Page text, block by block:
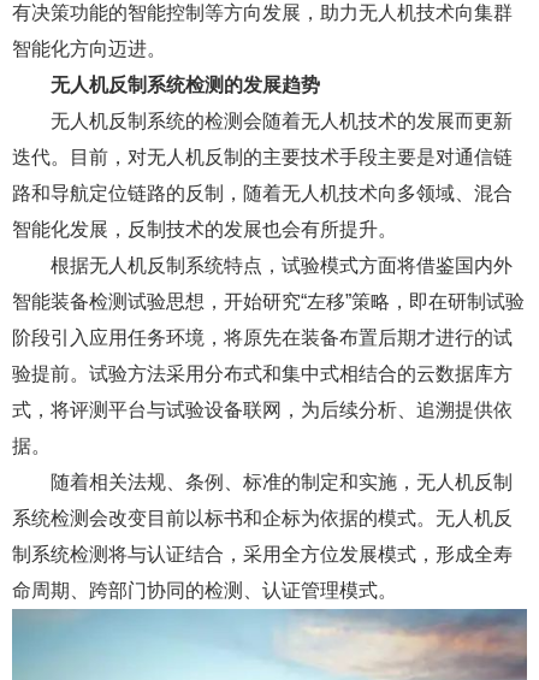
有决策功能的智能控制等方向发展，助力无人机技术向集群
智能化方向迈进。
无人机反制系统检测的发展趋势
无人机反制系统的检测会随着无人机技术的发展而更新
迭代。目前，对无人机反制的主要技术手段主要是对通信链
路和导航定位链路的反制，随着无人机技术向多领域、混合
智能化发展，反制技术的发展也会有所提升。
根据无人机反制系统特点，试验模式方面将借鉴国内外
智能装备检测试验思想，开始研究“左移”策略，即在研制试验
阶段引入应用任务环境，将原先在装备布置后期才进行的试
验提前。试验方法采用分布式和集中式相结合的云数据库方
式，将评测平台与试验设备联网，为后续分析、追溯提供依
据。
随着相关法规、条例、标准的制定和实施，无人机反制
系统检测会改变目前以标书和企标为依据的模式。无人机反
制系统检测将与认证结合，采用全方位发展模式，形成全寿
命周期、跨部门协同的检测、认证管理模式。